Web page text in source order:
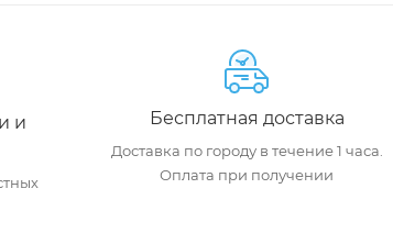
и
Бесплатная доставка
Доставка по городу в течение 1 часа.
Оплата при получении